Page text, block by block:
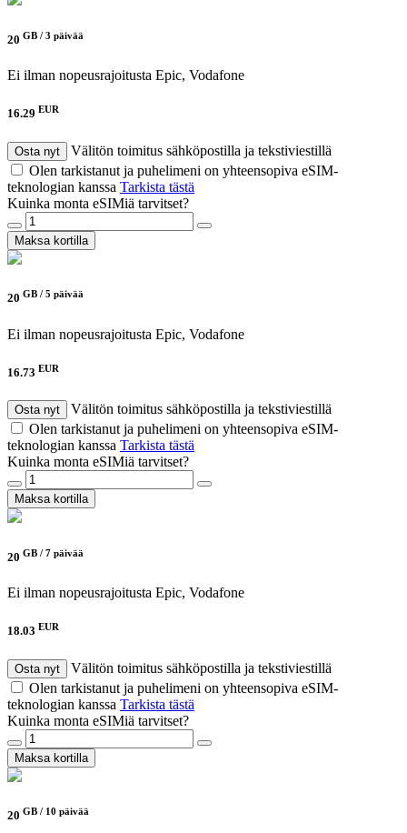
20 GB / 3 päivää
Ei ilman nopeusrajoitusta Epic, Vodafone
16.29 EUR
Osta nyt
Välitön toimitus sähköpostilla ja tekstiviestillä
Olen tarkistanut ja puhelimeni on yhteensopiva eSIM-
teknologian kanssa Tarkista tästä
Kuinka monta eSIMiä tarvitset?
Maksa kortilla
20 GB / 5 päivää
Ei ilman nopeusrajoitusta Epic, Vodafone
16.73 EUR
Osta nyt
Välitön toimitus sähköpostilla ja tekstiviestillä
Olen tarkistanut ja puhelimeni on yhteensopiva eSIM-
teknologian kanssa Tarkista tästä
Kuinka monta eSIMiä tarvitset?
Maksa kortilla
20 GB / 7 päivää
Ei ilman nopeusrajoitusta Epic, Vodafone
18.03 EUR
Osta nyt
Välitön toimitus sähköpostilla ja tekstiviestillä
Olen tarkistanut ja puhelimeni on yhteensopiva eSIM-
teknologian kanssa Tarkista tästä
Kuinka monta eSIMiä tarvitset?
Maksa kortilla
20 GB / 10 päivää